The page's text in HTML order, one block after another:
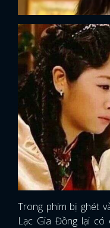
Trong phim bị ghét
Lạc Gia Đồng lại có